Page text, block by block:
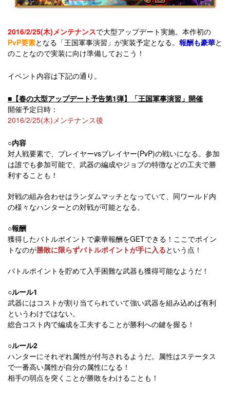
2016/2/25(木)メンテナンスで大型アップデート実施。本作初の
PvP要素となる「王国軍事演習」が実装予定となる。 報酬も豪華と
のことなので実装に向け準備しておこう！
イベント内容は下記の通り。
■【春の大型アップデート予告第1弾】「王国軍事演習」開催
開催予定日時：
2016/2/25(木)メンテナンス後
○内容
対人戦要素で、プレイヤーvsプレイヤー(PvP)の戦いになる。参加
は誰でも参加可能で、武器の編成やジョブの特徴などの工夫で勝
利することも！
対戦の組み合わせはランダムマッチとなっていて、同ワールド内
の様々なハンターとの対戦が可能となる。
○報酬
獲得したバトルポイントで豪華報酬をGETできる！ここでポイン
トなのが勝敗に限らずバトルポイントが手に入るという点！
バトルポイントを貯めて入手困難な武器も獲得可能なようだ！
○ルール1
武器にはコストが割り当てられていて強い武器を組み込めば有利
というわけではない。
総合コスト内で編成を工夫することが勝利への鍵を握る！
○ルール2
ハンターにそれぞれ属性が付与されるようだ。属性はステータス
で一番高い属性が自分の属性になる！
相手の弱点を突くことが勝敗をわけることも！